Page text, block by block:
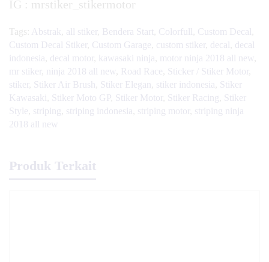
IG : mrstiker_stikermotor
Tags: Abstrak all stiker Bendera Start Colorfull Custom Decal
Custom Decal Stiker
Custom Garage custom stiker decal
decal
indonesia decal motor kawasaki ninja motor ninja 2018 all new
mr stiker
ninja 2018 all new Road Race Sticker / Stiker Motor
stiker
Stiker Air Brush Stiker Elegan stiker indonesia
Stiker
Kawasaki
Stiker Moto GP , Stiker Motor Stiker Racing
Stiker
Style striping striping indonesia striping motor
striping ninja
2018 all new
Produk Terkait